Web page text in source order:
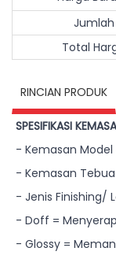
Jumlah
Total
RINCIAN PRODUK
SPESIFIKASI
- Kemasan Model
- Kemasan
- Jenis Finishing/
- Doff =
- Glossy =